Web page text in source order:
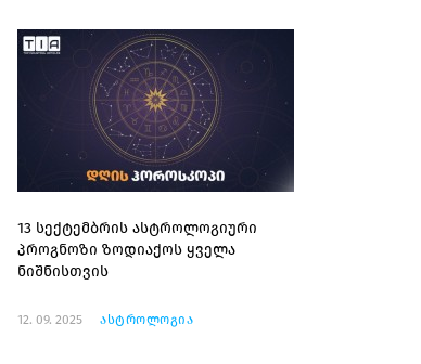
13 სექტემბრის ასტროლოგიური
პროგნოზი ზოდიაქოს ყველა
ნიშნისთვის
12. 09. 2025 ასტროლოგია